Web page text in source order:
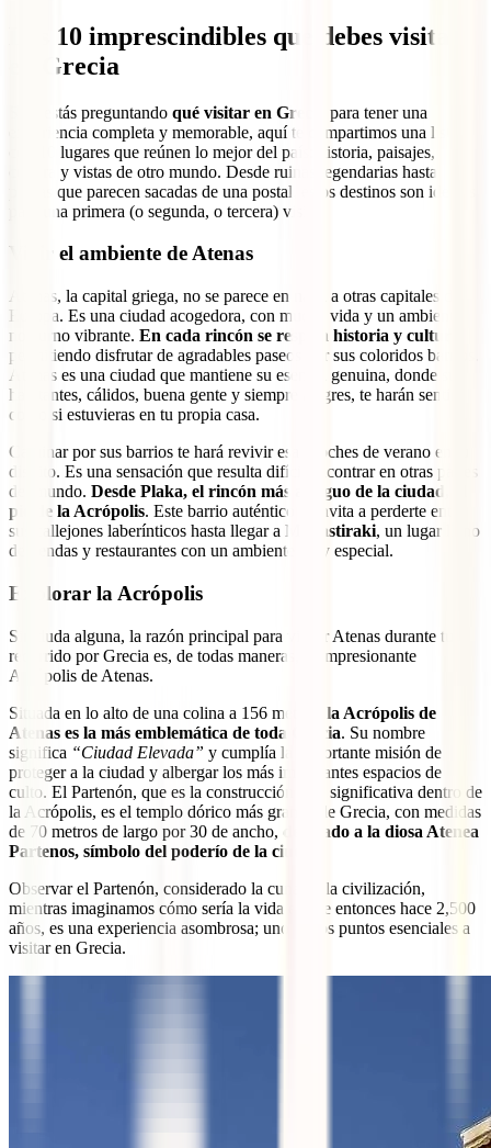
Los 10 imprescindibles que debes visitar
en Grecia
Si te estás preguntando qué visitar en Grecia
para tener una
experiencia completa y memorable, aquí te compartimos una lista
con 10 lugares que reúnen lo mejor del país: historia, paisajes,
cultura y vistas de otro mundo. Desde ruinas legendarias hasta
playas que parecen sacadas de una postal, estos destinos son ideales
para una primera (o segunda, o tercera) visita:
Vivir el ambiente de Atenas
Atenas, la capital griega, no se parece en nada a otras capitales de
Europa. Es una ciudad acogedora, con mucha vida y un ambiente
nocturno vibrante. En cada rincón se respira historia y cultura
permitiendo disfrutar de agradables paseos por sus coloridos barrios.
Atenas es una ciudad que mantiene su esencia genuina, donde sus
habitantes, cálidos, buena gente y siempre alegres, te harán sentir
como si estuvieras en tu propia casa.
Caminar por sus barrios te hará revivir esas noches de verano en tu
distrito. Es una sensación que resulta difícil encontrar en otras partes
del mundo. Desde Plaka, el rincón más antiguo de la ciudad, al
pie de la Acrópolis. Este barrio auténtico te invita a perderte entre
sus callejones laberínticos hasta llegar a Monastiraki, un lugar lleno
de tiendas y restaurantes con un ambiente muy especial.
Explorar la Acrópolis
Sin duda alguna, la razón principal para visitar Atenas durante tu
recorrido por Grecia es, de todas maneras, la impresionante
Acrópolis de Atenas.
Situada en lo alto de una colina a 156 metros, la Acrópolis de
Atenas es la más emblemática de toda Grecia. Su nombre
significa “Ciudad Elevada” y cumplía la importante misión de
proteger a la ciudad y albergar los más importantes espacios de
culto. El Partenón, que es la construcción más significativa dentro de
la Acrópolis, es el templo dórico más grande de Grecia, con medidas
de 70 metros de largo por 30 de ancho,
dedicado a la diosa Atenea
Partenos, símbolo del poderío de la ciudad
Observar el Partenón, considerado la cuna de la civilización,
mientras imaginamos cómo sería la vida en ese entonces hace 2,500
años, es una experiencia asombrosa; uno de los puntos esenciales a
visitar en Grecia.